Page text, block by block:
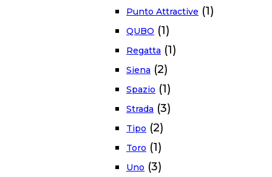
Punto Attractive (1)
QUBO (1)
Regatta (1)
Siena (2)
Spazio (1)
Strada (3)
Tipo (2)
Toro (1)
Uno (3)